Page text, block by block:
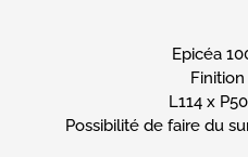
Epicéa
L114 x
Possibilité de faire du